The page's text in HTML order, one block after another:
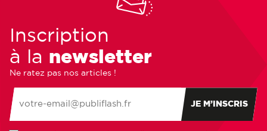
Inscription
à la newsletter
Ne ratez pas nos articles !
JE M’INSCRIS